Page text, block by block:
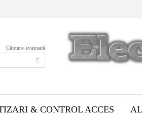
Căutare avansată
& CONTROL ACCES